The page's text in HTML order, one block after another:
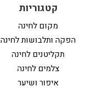
קטגוריות
מקום לחינה
הפקה ותלבושות לחינה
תקליטנים לחינה
צלמים לחינה
איפור ושיער